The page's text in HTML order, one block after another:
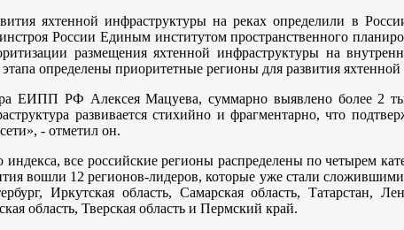
яхтенной инфраструктуры на реках определили в
России Единым институтом пространственного
размещения яхтенной инфраструктуры на
определены приоритетные регионы для развития
ЕИПП РФ Алексея Мацуева, суммарно выявлено более 2
развивается стихийно и фрагментарно, что
- отметил он.
индекса, все российские регионы распределены по четырем
вошли 12 регионов-лидеров, которые уже стали
Иркутская область, Самарская область, Татарстан,
область, Тверская область и Пермский край.